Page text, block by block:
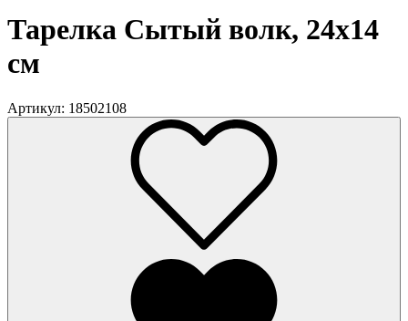
Тарелка Сытый волк, 24х14
см
Артикул: 18502108